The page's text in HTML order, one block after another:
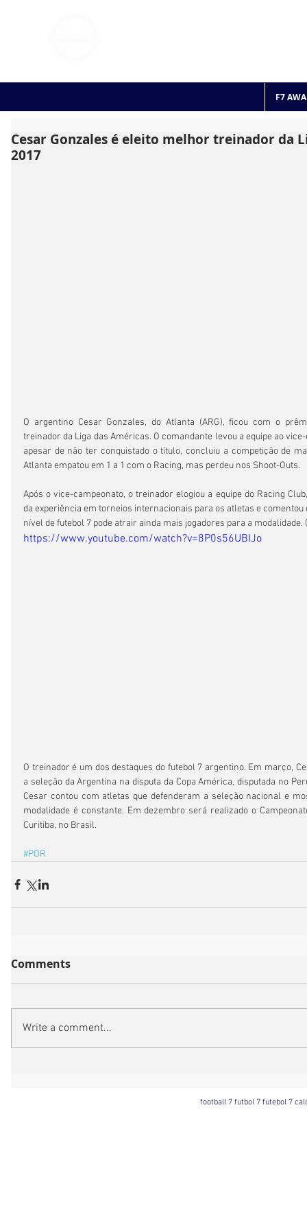
F7
Cesar Gonzales é eleito melhor treinador da
2017
O argentino Cesar Gonzales, do Atlanta (ARG), ficou com o
treinador da Liga das Américas. O comandante levou a equipe ao
apesar de não ter conquistado o título, concluiu a competição de
Atlanta empatou em 1 a 1 com o Racing, mas perdeu nos Shoot-Outs.
Após o vice-campeonato, o treinador elogiou a equipe do Racing
da experiência em torneios internacionais para os atletas e comentou
nível de futebol 7 pode atrair ainda mais jogadores para a modalidade.
https://www.youtube.com/watch?v=8P0s56UBIJo
O treinador é um dos destaques do futebol 7 argentino. Em março,
a seleção da Argentina na disputa da Copa América, disputada no
Cesar contou com atletas que defenderam a seleção nacional e
modalidade é constante. Em dezembro será realizado o
Curitiba, no Brasil.
#POR
Comments
Write a comment...
football 7 futbol 7 futebol 7